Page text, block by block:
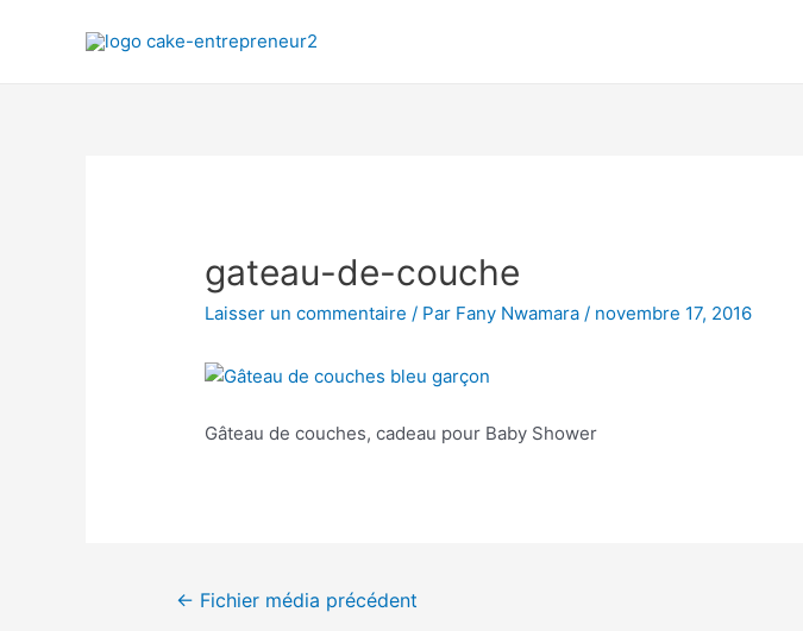
gateau-de-couche
Laisser un commentaire / Par Fany Nwamara/ novembre 17, 2016
Gâteau de couches, cadeau pour Baby Shower
← Fichier média précédent